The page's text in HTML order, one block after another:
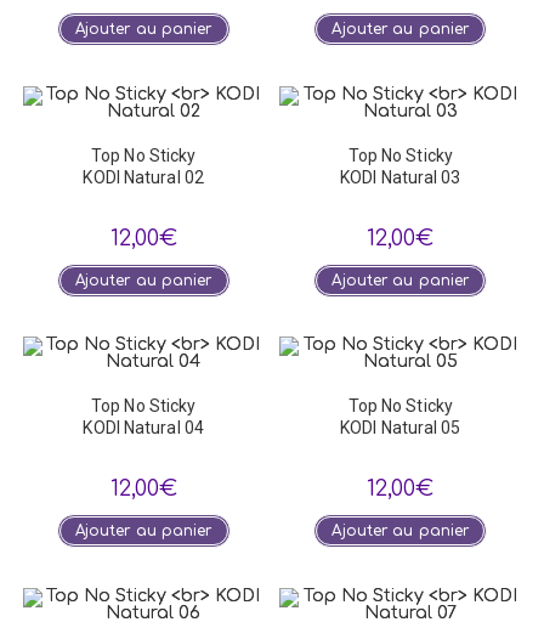
Ajouter au panier Ajouter au panier
Top No Sticky
KODI Natural 02
12,00€
Ajouter au panier
Top No Sticky
KODI Natural 03
12,00€
Ajouter au panier
Top No Sticky
KODI Natural 04
12,00€
Ajouter au panier
Top No Sticky
KODI Natural 05
12,00€
Ajouter au panier